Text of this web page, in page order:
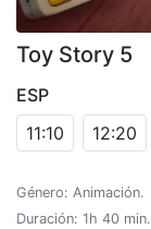
Toy Story 5
ESP
11:10
12:20
Género: Animación.
Duración: 1h 40 min.